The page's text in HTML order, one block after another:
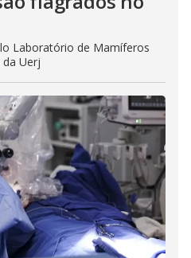
Laboratório de Mamíferos
Uerj